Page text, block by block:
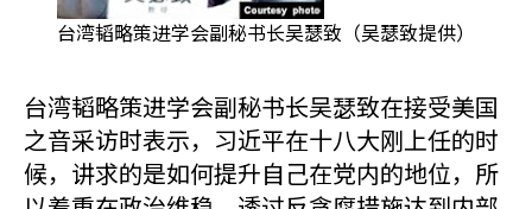
台湾韬略策进学会副秘书长吴瑟致（吴瑟致提供）
台湾韬略策进学会副秘书长吴瑟致在接受美国
之音采访时表示，习近平在十八大刚上任的时
候，讲求的是如何提升自己在党内的地位，所